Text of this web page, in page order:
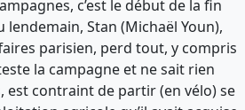
c’est le début de la fin
Stan (Michaël Youn),
parisien, perd tout, y compris
la campagne et ne sait rien
est contraint de partir (en vélo) se